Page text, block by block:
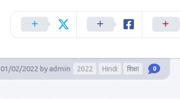
01/02/2022 byadmin 2022 Hindi शिक्षा 0